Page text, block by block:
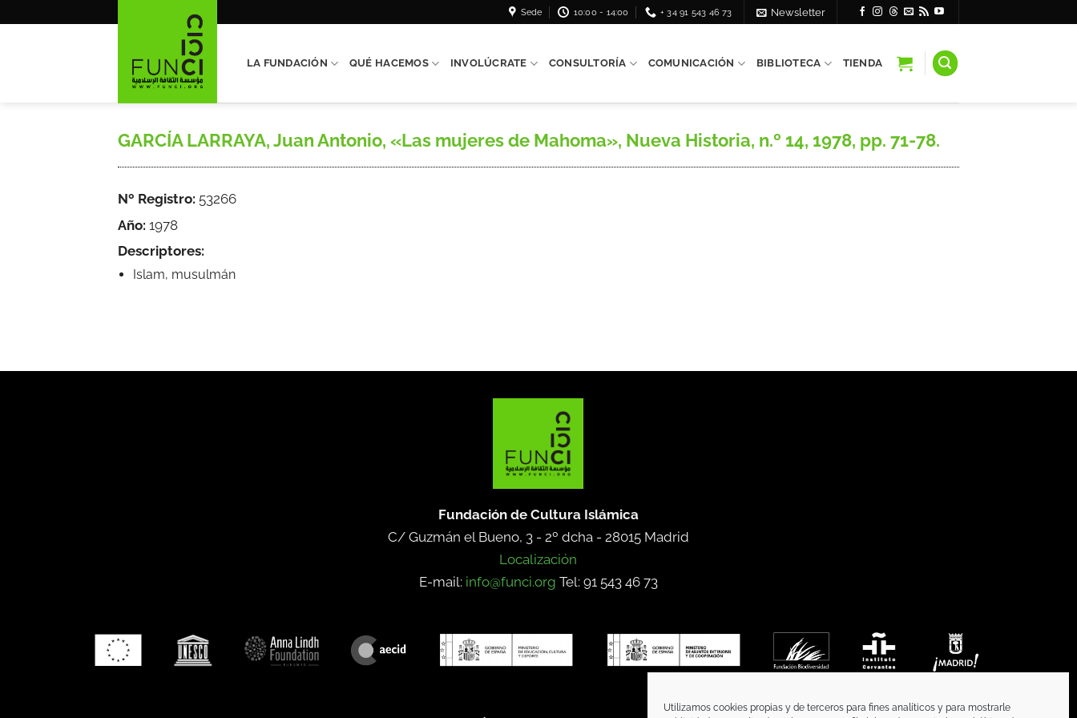
Utilizamos cookies propias y de terceros para fines analíticos y para mostrarle
Sede 10:00 - 14:00 + 34 91 543 46 73 Newsletter
LA FUNDACIÓN QUÉ HACEMOS INVOLÚCRATE CONSULTORÍA COMUNICACIÓN BIBLIOTECA TIENDA
GARCÍA LARRAYA, Juan Antonio, «Las mujeres de Mahoma», Nueva Historia, n.º 14, 1978, pp. 71-78.
Nº Registro: 53266
Año: 1978
Descriptores:
Islam, musulmán
Fundación de Cultura Islámica
C/ Guzmán el Bueno, 3 - 2º dcha - 28015 Madrid
Localización
E-mail: info@funci.org Tel: 91 543 46 73